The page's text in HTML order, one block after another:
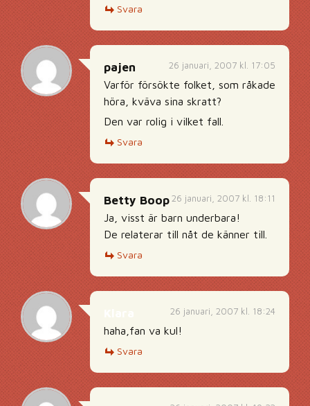
Svara
26 januari, 2007 kl. 17:05
pajen
Varför försökte folket, som råkade
höra, kväva sina skratt?
Den var rolig i vilket fall.
Svara
26 januari, 2007 kl. 18:11
Betty Boop
Ja, visst är barn underbara!
De relaterar till nåt de känner till.
Svara
26 januari, 2007 kl. 18:24
haha,fan va kul!
Svara